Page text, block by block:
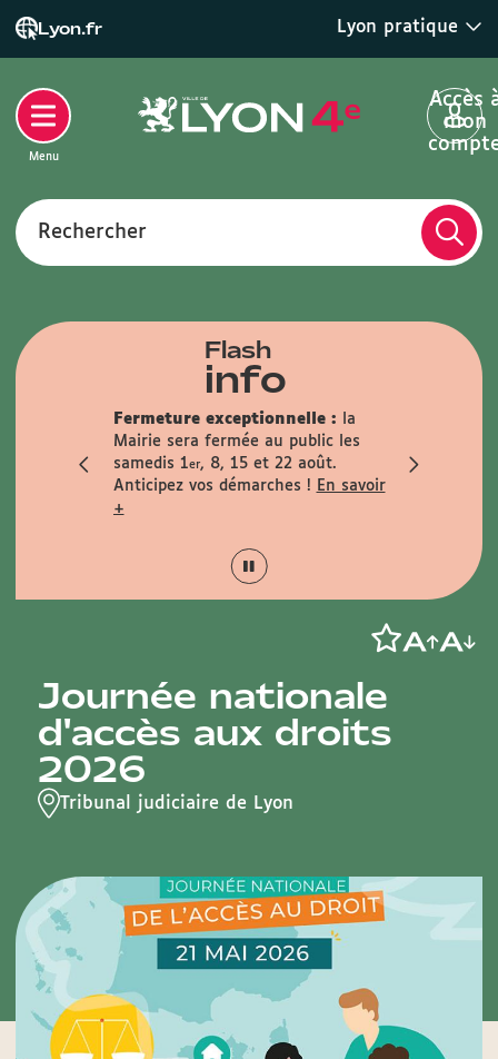
Lyon.fr Lyon pratique
Rechercher
Accès
mon
Menu
Flash
info
Fermeture exceptionnelle :
la
Mairie sera fermée au public les
samedis 1er, 8, 15 et 22 août.
Anticipez vos démarches !
En savoir
+
travaux du
Journée nationale
d'accès aux droits
2026
Tribunal judiciaire de Lyon